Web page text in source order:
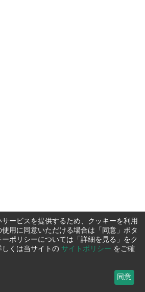
ービスを提供するため、クッキーを利用
用に同意いただける場合は「同意」ボタ
ポリシーについては「詳細を見る」をク
しくは当サイトの サイトポリシー をご確
同意